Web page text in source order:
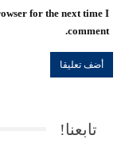
for the next time I
comment.
تابعنا!